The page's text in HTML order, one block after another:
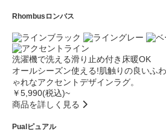
Rhombus ロンバス
洗濯機で洗える滑り止め付き 床暖OK
オールシーズン使える!肌触りの良いふ
ゃれなアクセントデザインラグ。
￥5,990(税込)~
商品を詳しく見る
Pualピュアル